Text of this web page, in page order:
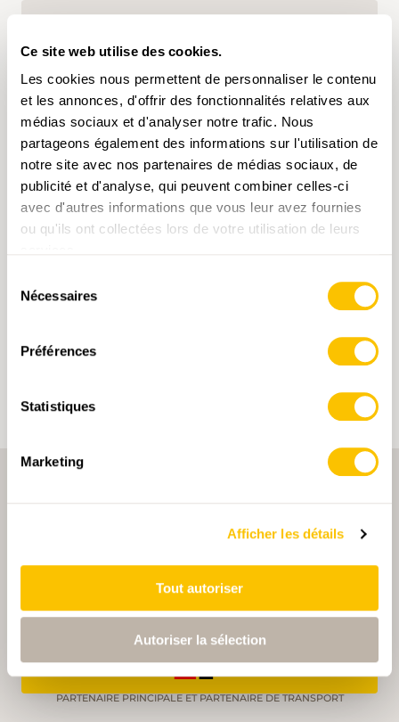
Ce site web utilise des cookies.
Les cookies nous permettent de personnaliser le contenu
et les annonces, d'offrir des fonctionnalités relatives aux
médias sociaux et d'analyser notre trafic. Nous
partageons également des informations sur l'utilisation de
notre site avec nos partenaires de médias sociaux, de
publicité et d'analyse, qui peuvent combiner celles-ci
avec d'autres informations que vous leur avez fournies
ou qu'ils ont collectées lors de votre utilisation de leurs
Nécessaires
Préférences
Statistiques
Marketing
Afficher les détails
Tout autoriser
Autoriser la sélection
Inscription possible jusqu'au 15.11.2024
MOTS-CLÉS
Randonnée
Saint-Gall
En cliquant sur un mot-clé, vous pouvez l'ajouter à
peuvent être enregistrés que dans un compte
PARTENAIRE PRINCIPALE
PARTENAIRE PRINCIPALE ET PARTENAIRE DE TRANSPORT